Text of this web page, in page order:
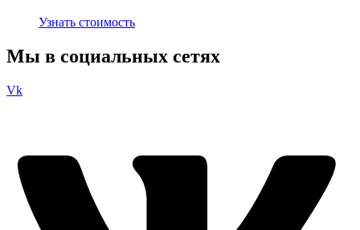
Узнать стоимость
Мы в социальных сетях
Vk